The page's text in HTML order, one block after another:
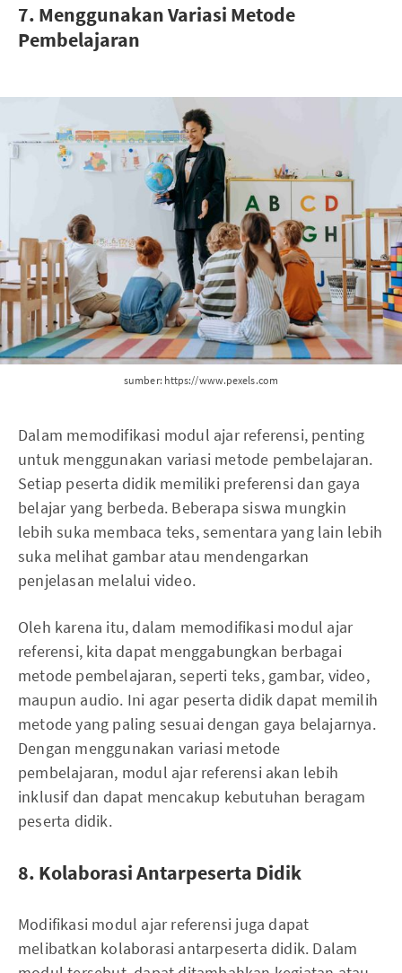
7. Menggunakan Variasi Metode
Pembelajaran
sumber: https://www.pexels.com
Dalam memodifikasi modul ajar referensi, penting
untuk menggunakan variasi metode pembelajaran.
Setiap peserta didik memiliki preferensi dan gaya
belajar yang berbeda. Beberapa siswa mungkin
lebih suka membaca teks, sementara yang lain lebih
suka melihat gambar atau mendengarkan
penjelasan melalui video.
Oleh karena itu, dalam memodifikasi modul ajar
referensi, kita dapat menggabungkan berbagai
metode pembelajaran, seperti teks, gambar, video,
maupun audio. Ini agar peserta didik dapat memilih
metode yang paling sesuai dengan gaya belajarnya.
Dengan menggunakan variasi metode
pembelajaran, modul ajar referensi akan lebih
inklusif dan dapat mencakup kebutuhan beragam
peserta didik.
8. Kolaborasi Antarpeserta Didik
Modifikasi modul ajar referensi juga dapat
melibatkan kolaborasi antarpeserta didik. Dalam